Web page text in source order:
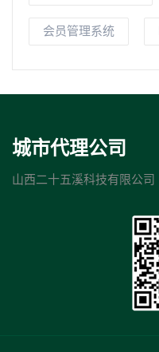
会员管理系统
城市代理公司
山西二十五溪科技有限公司